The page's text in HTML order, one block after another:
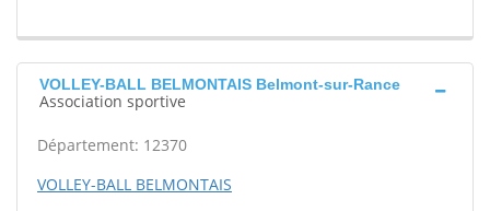
VOLLEY-BALL BELMONTAIS Belmont-sur-Rance
Association sportive
Département: 12370
VOLLEY-BALL BELMONTAIS